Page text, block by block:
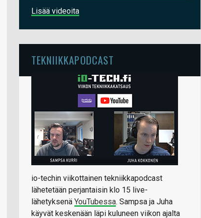
Lisää videoita
TEKNIIKKAPODCAST
io-techin viikottainen tekniikkapodcast
lähetetään perjantaisin klo 15 live-
lähetyksenä YouTubessa. Sampsa ja Juha
käyvät keskenään läpi kuluneen viikon ajalta